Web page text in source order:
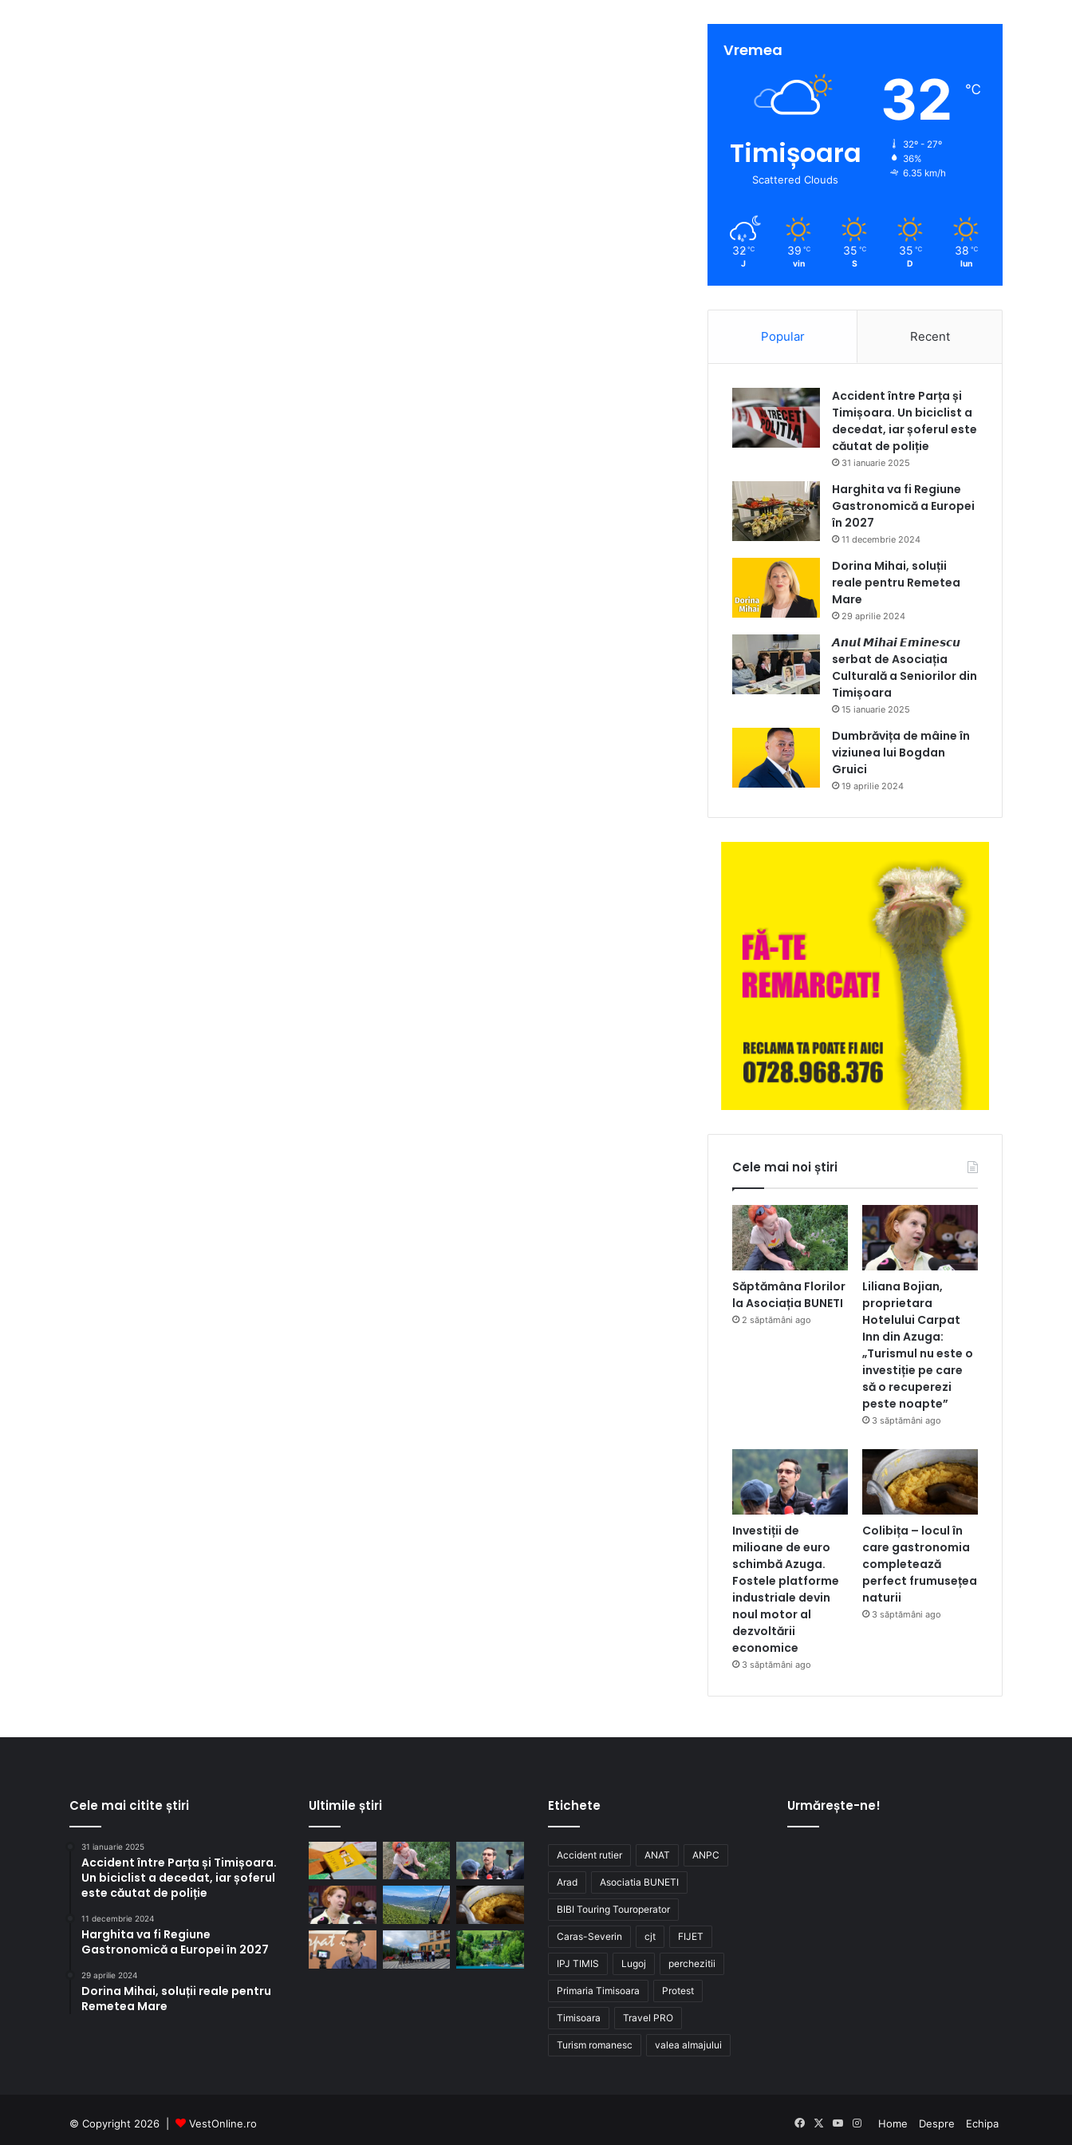
Vremea
Timișoara
Scattered Clouds
32 ℃
32º - 27º
36%
6.35 km/h
32 ℃
J
39 ℃
vin
35 ℃
S
35 ℃
D
38 ℃
lun
Popular Recent
Accident între Parța și
Timișoara. Un biciclist a
decedat, iar șoferul este
căutat de poliție
31 ianuarie 2025
Harghita va fi Regiune
Gastronomică a Europei
în 2027
11 decembrie 2024
Dorina Mihai, soluții
reale pentru Remetea
Mare
29 aprilie 2024
𝘼𝙣𝙪𝙡 𝙈𝙞𝙝𝙖𝙞 𝙀𝙢𝙞𝙣𝙚𝙨𝙘𝙪
serbat de Asociația
Culturală a Seniorilor din
Timișoara
15 ianuarie 2025
Dumbrăvița de mâine în
viziunea lui Bogdan
Gruici
19 aprilie 2024
Cele mai noi știri
Săptămâna Florilor
la Asociația BUNETI
2 săptămâni ago
Liliana Bojian,
proprietara
Hotelului Carpat
Inn din Azuga:
„Turismul nu este o
investiție pe care
să o recuperezi
peste noapte”
3 săptămâni ago
Investiții de
milioane de euro
schimbă Azuga.
Fostele platforme
industriale devin
noul motor al
dezvoltării
economice
3 săptămâni ago
Colibița – locul în
care gastronomia
completează
perfect frumusețea
naturii
3 săptămâni ago
Cele mai citite știri
31 ianuarie 2025
Accident între Parța și Timișoara.
Un biciclist a decedat, iar șoferul
este căutat de poliție
11 decembrie 2024
Harghita va fi Regiune
Gastronomică a Europei în 2027
29 aprilie 2024
Dorina Mihai, soluții reale pentru
Remetea Mare
Ultimile știri Etichete
Accident rutier ANAT ANPC
Arad Asociatia BUNETI
BIBI Touring Touroperator
Caras-Severin cjt FIJET
IPJ TIMIS Lugoj perchezitii
Primaria Timisoara Protest
Timisoara Travel PRO
Turism romanesc valea almajului
Urmărește-ne!
© Copyright 2026 | VestOnline.ro Home Despre Echipa
FacebookYouTube
Instagram